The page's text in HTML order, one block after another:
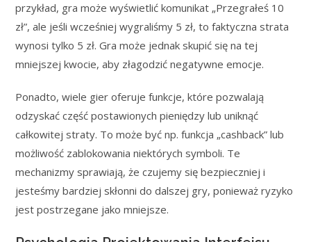
przykład, gra może wyświetlić komunikat „Przegrałeś 10
zł”, ale jeśli wcześniej wygraliśmy 5 zł, to faktyczna strata
wynosi tylko 5 zł. Gra może jednak skupić się na tej
mniejszej kwocie, aby złagodzić negatywne emocje.
Ponadto, wiele gier oferuje funkcje, które pozwalają
odzyskać część postawionych pieniędzy lub uniknąć
całkowitej straty. To może być np. funkcja „cashback” lub
możliwość zablokowania niektórych symboli. Te
mechanizmy sprawiają, że czujemy się bezpieczniej i
jesteśmy bardziej skłonni do dalszej gry, ponieważ ryzyko
jest postrzegane jako mniejsze.